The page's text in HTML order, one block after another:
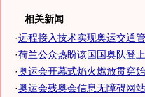
相关新闻
·远程接入技术实现奥运交通
·荷兰公众热盼该国国奥队登
·奥运会开幕式焰火燃放贯穿
·奥运会残奥会信息无障碍网